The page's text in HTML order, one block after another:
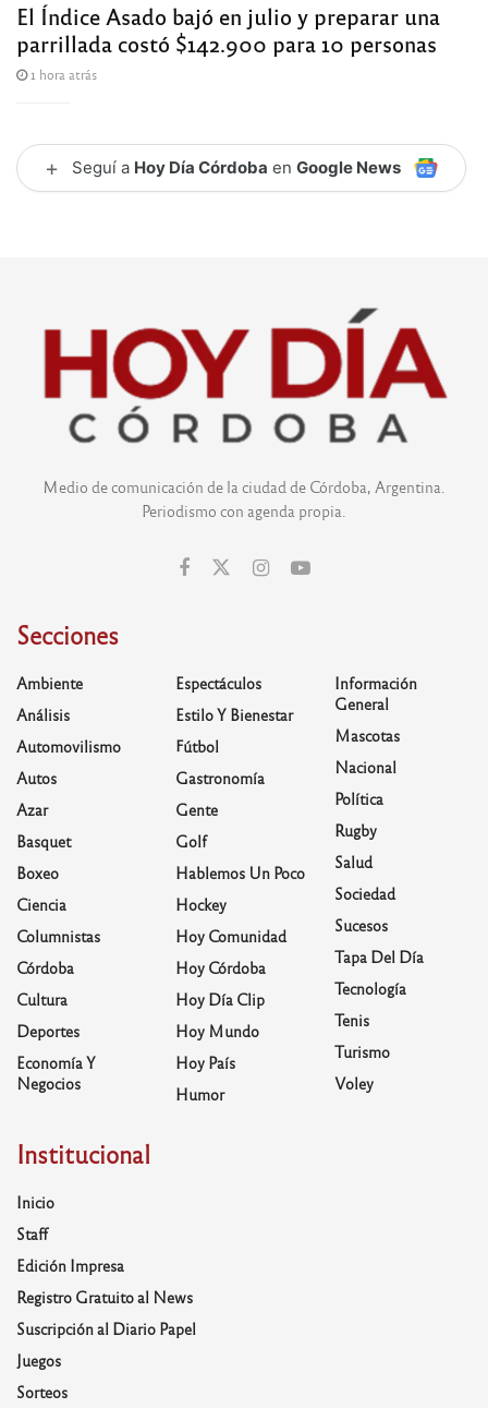
El Índice Asado bajó en julio y preparar una
parrillada costó $142.900 para 10 personas
1 hora atrás
+ Seguí a Hoy Día Córdoba en Google News
Medio de comunicación de la ciudad de Córdoba, Argentina.
Periodismo con agenda propia.
Secciones
Ambiente
Análisis
Automovilismo
Autos
Azar
Basquet
Boxeo
Ciencia
Columnistas
Córdoba
Cultura
Deportes
Economía Y
Negocios
Espectáculos
Estilo Y Bienestar
Fútbol
Gastronomía
Gente
Golf
Hablemos Un Poco
Hockey
Hoy Comunidad
Hoy Córdoba
Hoy Día Clip
Hoy Mundo
Hoy País
Humor
Información
General
Mascotas
Nacional
Política
Rugby
Salud
Sociedad
Sucesos
Tapa Del Día
Tecnología
Tenis
Turismo
Voley
Institucional
Inicio
Staff
Edición Impresa
Registro Gratuito al News
Suscripción al Diario Papel
Juegos
Sorteos